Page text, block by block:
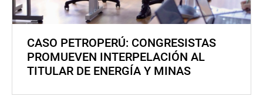
CASO PETROPERÚ: CONGRESISTAS
PROMUEVEN INTERPELACIÓN AL
TITULAR DE ENERGÍA Y MINAS